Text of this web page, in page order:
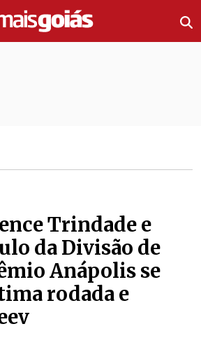
Trindade e
da Divisão de
Anápolis se
rodada e